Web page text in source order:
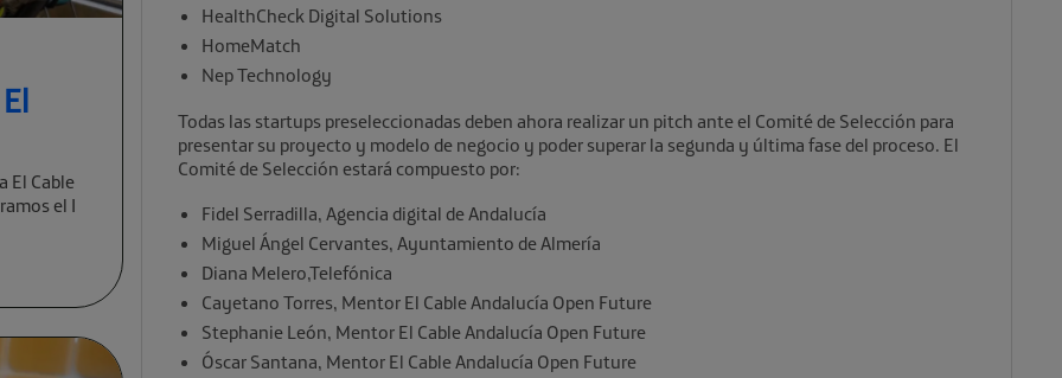
El Cable
el I
HealthCheck Digital Solutions
HomeMatch
Nep Technology
Todas las startups preseleccionadas deben ahora realizar un pitch ante el Comité de Selección para
presentar su proyecto y modelo de negocio y poder superar la segunda y última fase del proceso. El
Comité de Selección estará compuesto por:
Fidel Serradilla, Agencia digital de Andalucía
Miguel Ángel Cervantes, Ayuntamiento de Almería
Diana Melero,Telefónica
Cayetano Torres, Mentor El Cable Andalucía Open Future
Stephanie León, Mentor El Cable Andalucía Open Future
Óscar Santana, Mentor El Cable Andalucía Open Future